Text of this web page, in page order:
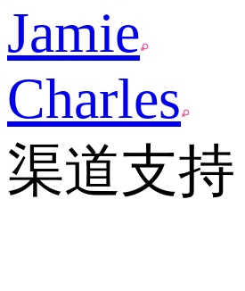
Jamie
Charles
渠道支持